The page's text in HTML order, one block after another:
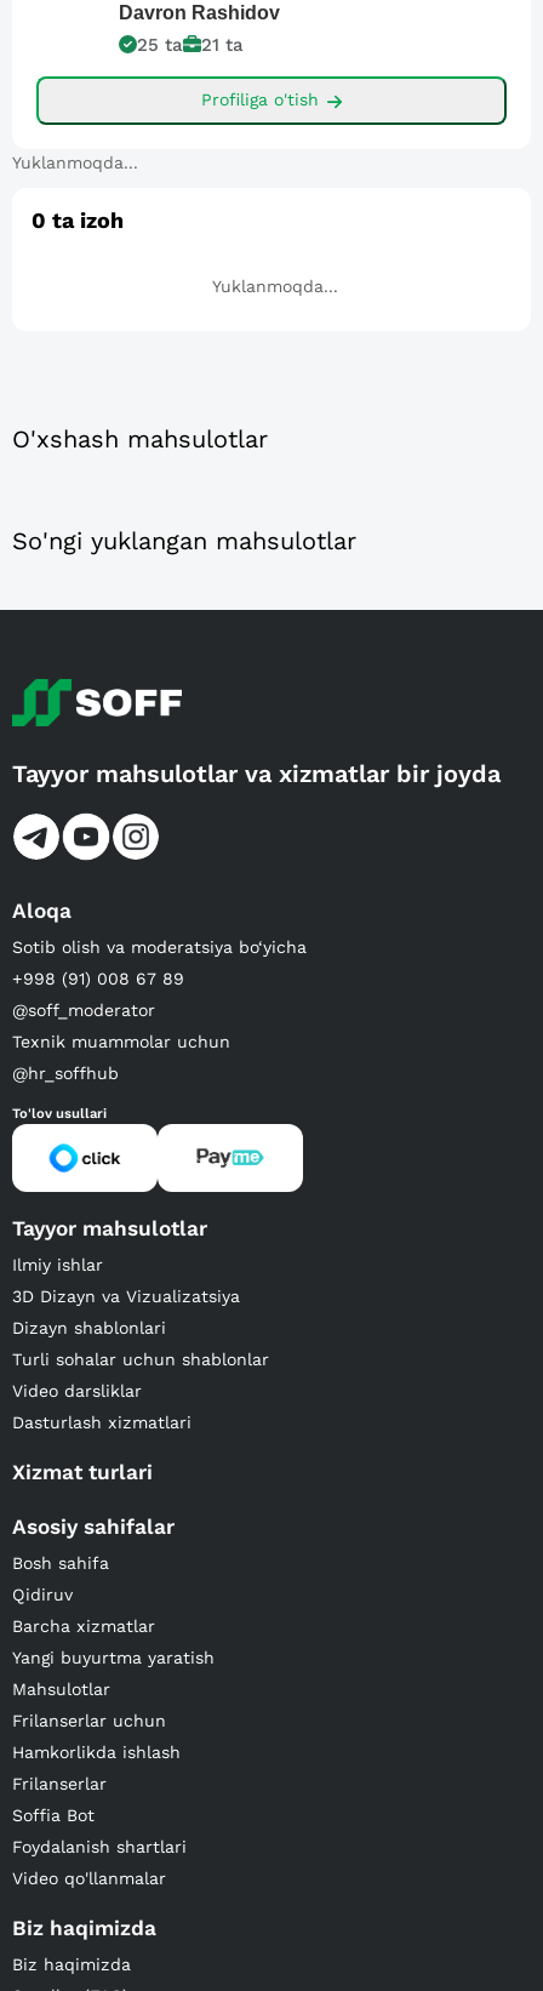
Davron Rashidov
25 ta 21 ta
Profiliga o'tish
Yuklanmoqda...
0 ta izoh
Yuklanmoqda...
O'xshash mahsulotlar
So'ngi yuklangan mahsulotlar
Tayyor mahsulotlar va xizmatlar bir joyda
Aloqa
Sotib olish va moderatsiya bo‘yicha
+998 (91) 008 67 89
@soff_moderator
Texnik muammolar uchun
@hr_soffhub
To'lov usullari
Tayyor mahsulotlar
Ilmiy ishlar
3D Dizayn va Vizualizatsiya
Dizayn shablonlari
Turli sohalar uchun shablonlar
Video darsliklar
Dasturlash xizmatlari
Xizmat turlari
Asosiy sahifalar
Bosh sahifa
Qidiruv
Barcha xizmatlar
Yangi buyurtma yaratish
Mahsulotlar
Frilanserlar uchun
Hamkorlikda ishlash
Frilanserlar
Soffia Bot
Foydalanish shartlari
Video qo'llanmalar
Biz haqimizda
Biz haqimizda